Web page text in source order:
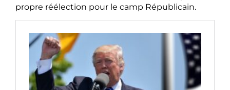
propre réélection pour le camp Républicain.